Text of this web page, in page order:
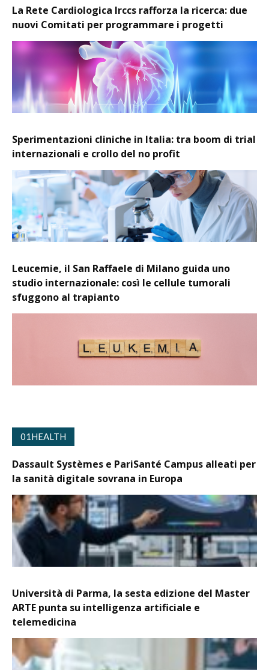
La Rete Cardiologica Irccs rafforza la ricerca: due
nuovi Comitati per programmare i progetti
Sperimentazioni cliniche in Italia: tra boom di trial
internazionali e crollo del no profit
Leucemie, il San Raffaele di Milano guida uno
studio internazionale: così le cellule tumorali
sfuggono al trapianto
01HEALTH
Dassault Systèmes e PariSanté Campus alleati per
la sanità digitale sovrana in Europa
Università di Parma, la sesta edizione del Master
ARTE punta su intelligenza artificiale e
telemedicina